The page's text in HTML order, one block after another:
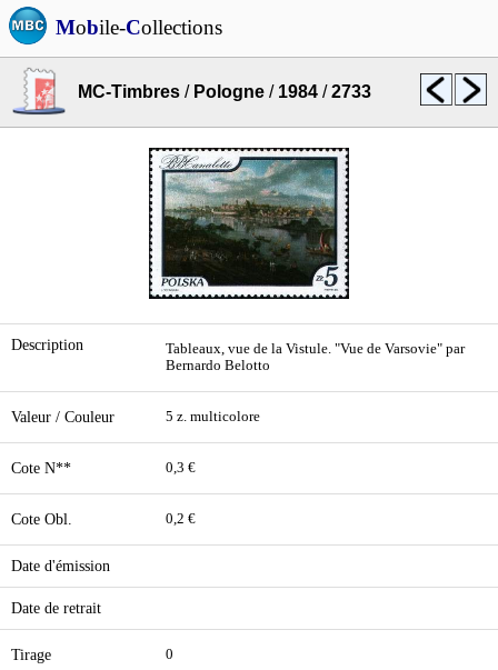
Mobile-Collections
MC-Timbres / Pologne / 1984 /2733
Description
Tableaux, vue de la Vistule. "Vue de Varsovie" par
Bernardo Belotto
Valeur / Couleur 5 z. multicolore
Cote N** 0,3 €
Cote Obl. 0,2 €
Date d'émission
Date de retrait
Tirage 0